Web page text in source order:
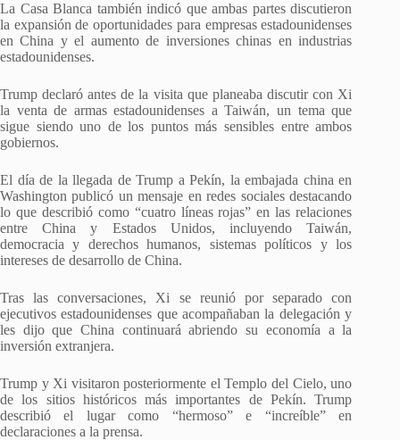
La Casa Blanca también indicó que ambas partes discutieron
la expansión de oportunidades para empresas estadounidenses
en China y el aumento de inversiones chinas en industrias
estadounidenses.
Trump declaró antes de la visita que planeaba discutir con Xi
la venta de armas estadounidenses a Taiwán, un tema que
sigue siendo uno de los puntos más sensibles entre ambos
gobiernos.
El día de la llegada de Trump a Pekín, la embajada china en
Washington publicó un mensaje en redes sociales destacando
lo que describió como “cuatro líneas rojas” en las relaciones
entre China y Estados Unidos, incluyendo Taiwán,
democracia y derechos humanos, sistemas políticos y los
intereses de desarrollo de China.
Tras las conversaciones, Xi se reunió por separado con
ejecutivos estadounidenses que acompañaban la delegación y
les dijo que China continuará abriendo su economía a la
inversión extranjera.
Trump y Xi visitaron posteriormente el Templo del Cielo, uno
de los sitios históricos más importantes de Pekín. Trump
describió el lugar como “hermoso” e “increíble” en
declaraciones a la prensa.